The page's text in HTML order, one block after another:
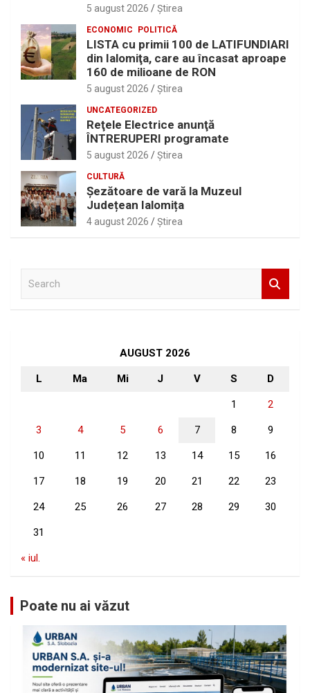
5 august 2026 Ştirea
ECONOMIC POLITICĂ
LISTA cu primii 100 de LATIFUNDIARI
din Ialomiţa, care au încasat aproape
160 de milioane de RON
5 august 2026 Ştirea
UNCATEGORIZED
Reţele Electrice anunţă
ÎNTRERUPERI programate
5 august 2026 Ştirea
CULTURĂ
Șezătoare de vară la Muzeul
Județean Ialomița
4 august 2026 Ştirea
AUGUST 2026
L Ma Mi J V S D
1 2
3 4 5 6 7 8 9
10 11 12 13 14 15 16
17 18 19 20 21 22 23
24 25 26 27 28 29 30
31
« iul.
Poate nu ai văzut